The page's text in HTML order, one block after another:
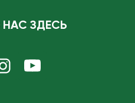
ЗДЕСЬ